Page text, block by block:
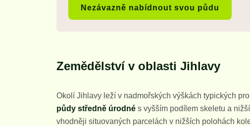
Nezávazně nabídnout svou půdu
Zemědělství v oblasti Jihlavy
Okolí Jihlavy leží v nadmořských výškách typických
půdy středně úrodné s vyšším podílem skeletu a
vhodněji situovaných parcelách v nižších polohách